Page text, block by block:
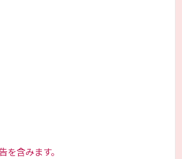
を含みます。